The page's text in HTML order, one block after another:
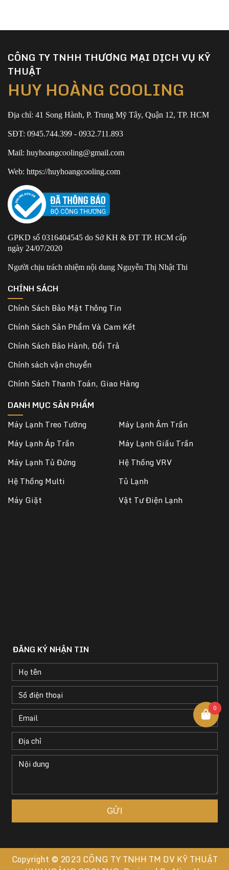
CÔNG TY TNHH THƯƠNG MẠI DỊCH VỤ KỸ
THUẬT
HUY HOÀNG COOLING
Địa chỉ: 41 Song Hành, P. Trung Mỹ Tây, Quận 12, TP. HCM
SĐT: 0945.744.399 - 0932.711.893
Mail: huyhoangcooling@gmail.com
Web: https://huyhoangcooling.com
GPKD số 0316404545 do Sở KH & ĐT TP. HCM cấp
ngày 24/07/2020
Người chịu trách nhiệm nội dung Nguyễn Thị Nhật Thi
CHÍNH SÁCH
Chính Sách Bảo Mật Thông Tin
Chính Sách Sản Phẩm Và Cam Kết
Chính Sách Bảo Hành, Đổi Trả
Chính sách vận chuyển
Chính Sách Thanh Toán, Giao Hàng
DANH MỤC SẢN PHẨM
Máy Lạnh Treo Tường
Máy Lạnh Âm Trần
Máy Lạnh Áp Trần
Máy Lạnh Giấu Trần
Máy Lạnh Tủ Đứng
Hệ Thống VRV
Hệ Thống Multi
Tủ Lạnh
Máy Giặt
Vật Tư Điện Lạnh
ĐĂNG KÝ NHẬN TIN
Copyright © 2023 CÔNG TY TNHH TM DV KỸ THUẬT
0